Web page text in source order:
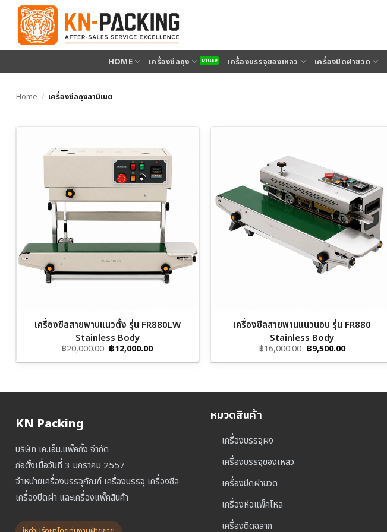
เนื้อหา
HOME เครื่องซีลถุง เครื่องบรรจุของเหลว เครื่องปิดฝาขวด
Home / เครื่องซีลถุงลามิเนต
เครื่องซีลสายพานแนวตั้ง รุ่น FR880LW
Stainless Body
฿20,000.00 Original
price
was:
฿12,000.00Current
is:
เครื่องซีลสายพานแนวนอน รุ่น FR880
Stainless Body
฿16,000.00 Original
price
was:
฿9,500.00Current
is:
KN Packing
บริษัท เค.เอ็น.แพ็คกิ้ง จำกัด
ก่อตั้งเมื่อวันที่ 3 มกราคม 2557
จำหน่ายเครื่องบรรจุภัณฑ์ เครื่องบรรจุ เครื่องซีล
เครื่องปิดฝา และเครื่องแพ็คสินค้า
หมวดสินค้า
เครื่องบรรจุผง
เครื่องบรรจุของเหลว
เครื่องปิดฝาขวด
เครื่องห่อแพ็คโหล
เครื่องติดฉลาก